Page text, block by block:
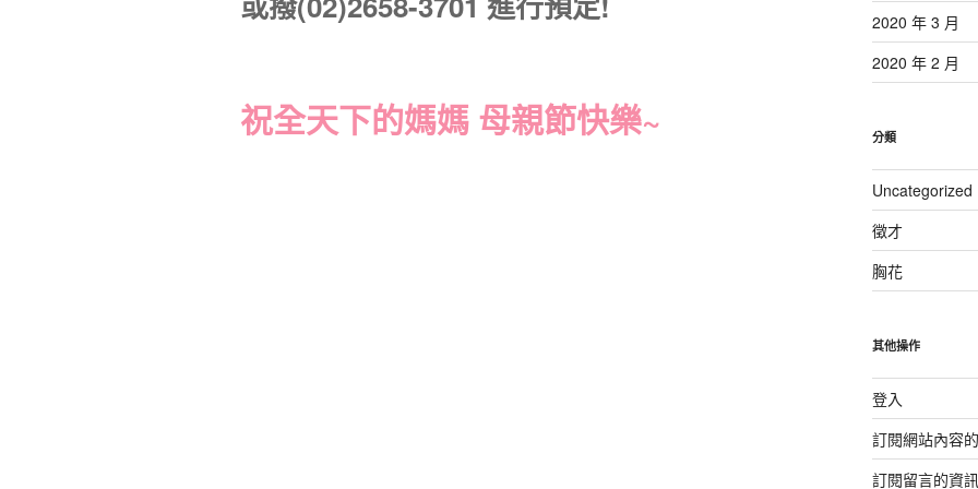
祝全天下的媽媽 母親節快樂~
2020 年 3 月
2020 年 2 月
分類
Uncategorized
徵才
胸花
其他操作
登入
訂閱網站內容
訂閱留言的資